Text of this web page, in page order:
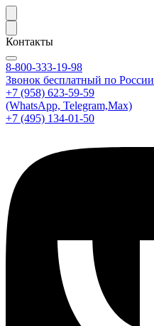
Контакты
8-800-333-19-98
Звонок бесплатный по России
+7 (958) 623-59-59
(WhatsApp, Telegram,Max)
+7 (495) 134-01-50